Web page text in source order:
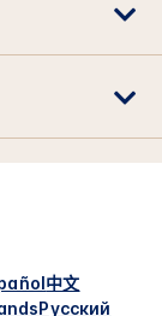
中文
Русский